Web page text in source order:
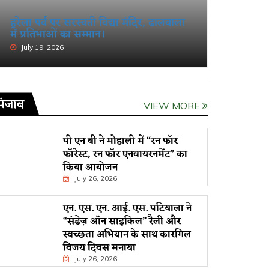
हरेला पर्व पर सरस्वती विद्या मंदिर, ढालवाला
में प्रतिभाओं का सम्मान।
July 19, 2026
VIEW MORE
पी एन बी ने मोहाली में “रन फॉर
फॉरेस्ट, रन फॉर एनवायरनमेंट” का
किया आयोजन
July 26, 2026
एन. एस. एन. आई. एस. पटियाला ने
“संडेज़ ऑन साइकिल” रैली और
स्वच्छता अभियान के साथ कारगिल
विजय दिवस मनाया
July 26, 2026